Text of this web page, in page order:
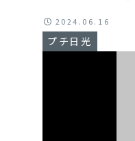
プチ日光
2024.06.16